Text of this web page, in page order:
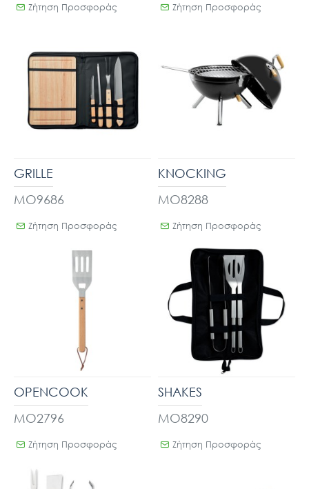
Ζήτηση Προσφοράς Ζήτηση Προσφοράς
MO9686
GRILLE
Ζήτηση Προσφοράς
MO8288
KNOCKING
Ζήτηση Προσφοράς
MO2796
OPENCOOK
Ζήτηση Προσφοράς
MO8290
SHAKES
Ζήτηση Προσφοράς